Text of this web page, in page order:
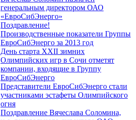
генеральным директором ОАО
«ЕвроСибЭнерго»
Поздравление!
Производственные показатели Группы
ЕвроСибЭнерго за 2013 год
День старта XXII зимних
Олимпийских игр в Сочи отметят
компании, входящие в Группу
ЕвроСибЭнерго
Представители ЕвроСибЭнерго стали
участниками эстафеты Олимпийского
огня
Поздравление Вячеслава Соломина,